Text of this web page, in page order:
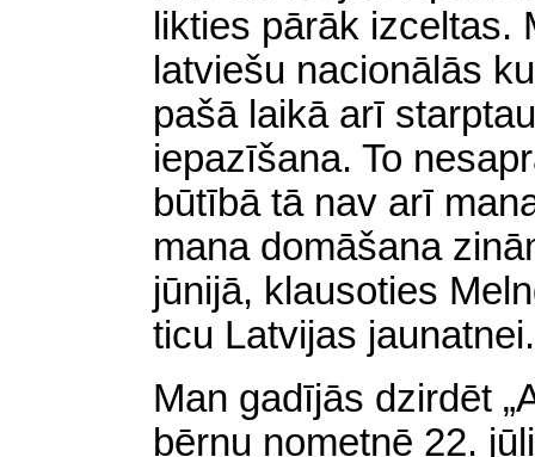
likties pārāk izceltas.
latviešu nacionālās
pašā laikā arī
iepazīšana. To
būtībā tā nav arī
mana domāšana
jūnijā, klausoties
ticu Latvijas jaunatnei.
Man gadījās dzirdēt
bērnu nometnē 22.